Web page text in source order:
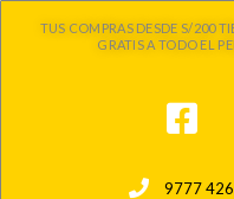
TUS COMPRAS DESDE S/200
GRATIS A TODO EL
9777